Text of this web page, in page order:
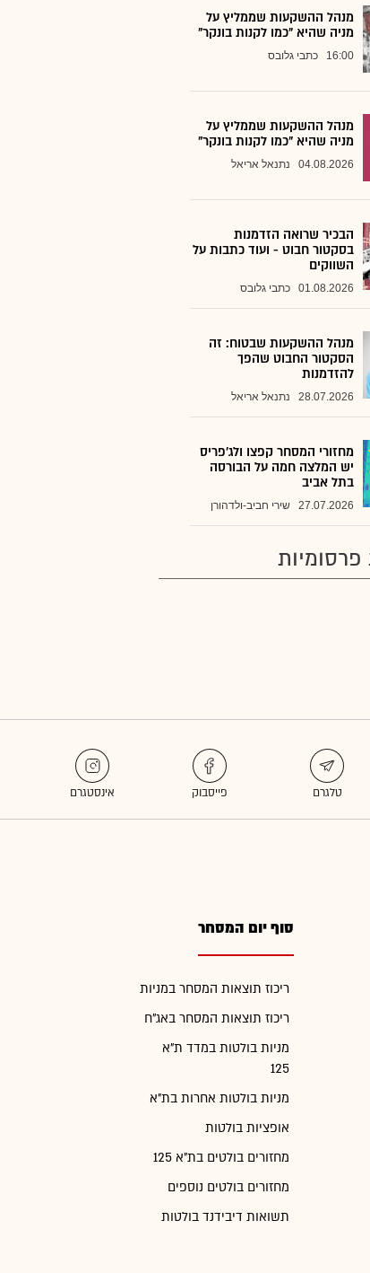
מנהל ההשקעות שממליץ על
מניה שהיא "כמו לקנות בונקר"
16:00 כתבי גלובס
מנהל ההשקעות שממליץ על
מניה שהיא "כמו לקנות בונקר"
04.08.2026 נתנאל אריאל
הבכיר שרואה הזדמנות
בסקטור חבוט - ועוד כתבות על
השווקים
01.08.2026 כתבי גלובס
מנהל ההשקעות שבטוח: זה
הסקטור החבוט שהפך
להזדמנות
28.07.2026 נתנאל אריאל
מחזורי המסחר קפצו ולג'פריס
יש המלצה חמה על הבורסה
בתל אביב
27.07.2026 שירי חביב-ולדהורן
סוף יום המסחר
ריכוז תוצאות המסחר במניות
ריכוז תוצאות המסחר באג"ח
מניות בולטות במדד ת"א
125
מניות בולטות אחרות בת"א
אופציות בולטות
מחזורים בולטים בת"א 125
מחזורים בולטים נוספים
תשואות דיבידנד בולטות